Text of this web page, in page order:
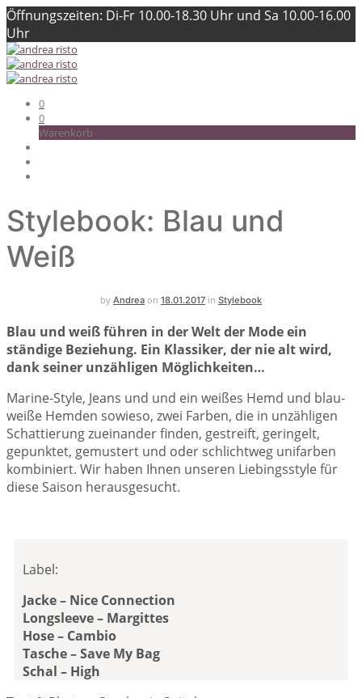
Öffnungszeiten: Di-Fr 10.00-18.30 Uhr und Sa 10.00-16.00
Uhr
0
0
Warenkorb
Stylebook: Blau und
Weiß
by Andrea on 18.01.2017 in Stylebook
Blau und weiß führen in der Welt der Mode ein
ständige Beziehung. Ein Klassiker, der nie alt wird,
dank seiner unzähligen Möglichkeiten…
Marine-Style, Jeans und und ein weißes Hemd und blau-
weiße Hemden sowieso, zwei Farben, die in unzähligen
Schattierung zueinander finden, gestreift, geringelt,
gepunktet, gemustert und oder schlichtweg unifarben
kombiniert. Wir haben Ihnen unseren Liebingsstyle für
diese Saison herausgesucht.
Label:
Jacke – Nice Connection
Longsleeve – Margittes
Hose – Cambio
Tasche – Save My Bag
Schal – High